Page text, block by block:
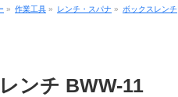
» 作業工具 » レンチ・スパナ » ボックスレンチ
ンチ BWW-11